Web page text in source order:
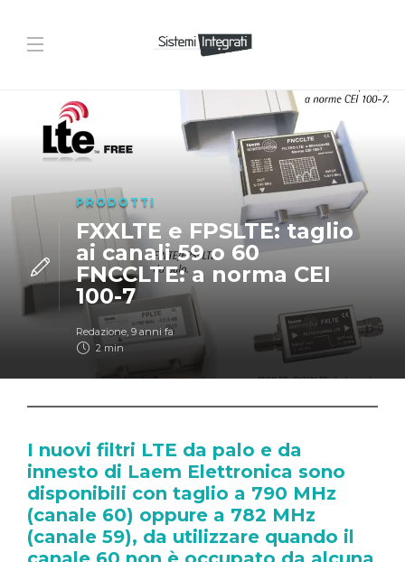
PRODOTTI
FXXLTE e FPSLTE: taglio
ai canali 59 o 60
FNCCLTE: a norma CEI
100-7
Redazione, 9 anni fa
2 min
I nuovi filtri LTE da palo e da
innesto di Laem Elettronica sono
disponibili con taglio a 790 MHz
(canale 60) oppure a 782 MHz
(canale 59), da utilizzare quando il